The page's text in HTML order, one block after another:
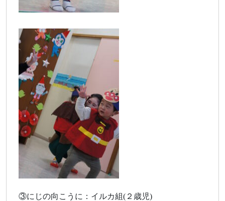
③にじの向こうに：イルカ組(２歳児)